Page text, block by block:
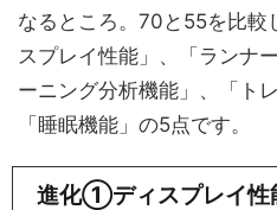
なるところ。70と55を比較
スプレイ性能」、「ランナ
ーニング分析機能」、「ト
「睡眠機能」の5点です。
進化①ディスプレイ性